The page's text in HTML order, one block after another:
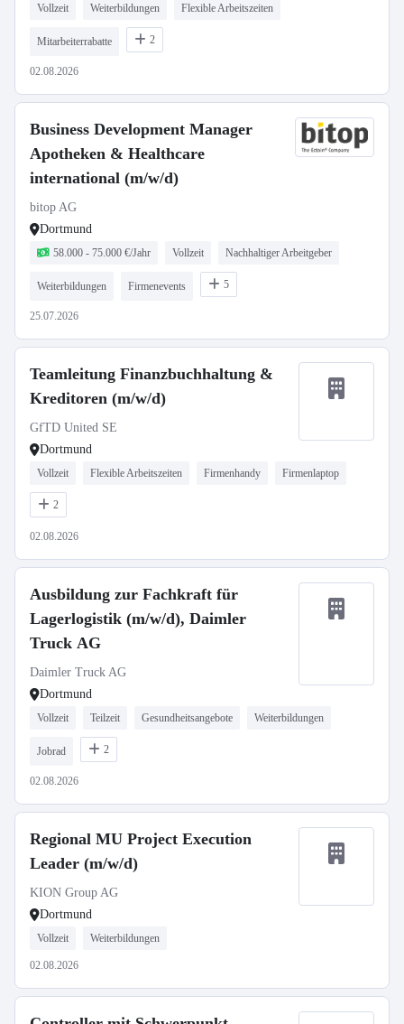
Vollzeit Weiterbildungen Flexible Arbeitszeiten
Mitarbeiterrabatte 2
02.08.2026
Business Development Manager
Apotheken & Healthcare
international (m/w/d)
bitop AG
Dortmund
58.000 - 75.000 €/Jahr Vollzeit Nachhaltiger Arbeitgeber
Weiterbildungen Firmenevents 5
25.07.2026
Teamleitung Finanzbuchhaltung &
Kreditoren (m/w/d)
GfTD United SE
Dortmund
Vollzeit Flexible Arbeitszeiten Firmenhandy Firmenlaptop
2
02.08.2026
Ausbildung zur Fachkraft für
Lagerlogistik (m/w/d), Daimler
Truck AG
Daimler Truck AG
Dortmund
Vollzeit Teilzeit Gesundheitsangebote Weiterbildungen
Jobrad 2
02.08.2026
Regional MU Project Execution
Leader (m/w/d)
KION Group AG
Dortmund
Vollzeit Weiterbildungen
02.08.2026